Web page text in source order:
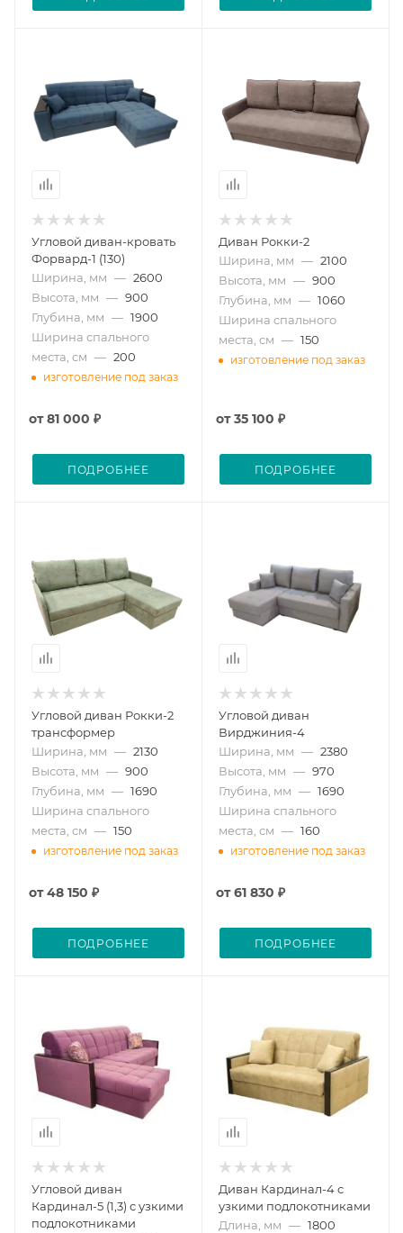
Угловой диван-кровать
Форвард-1 (130)
Ширина, мм — 2600
Высота, мм — 900
Глубина, мм — 1900
Ширина спального
места, см — 200
изготовление под заказ
от81 000 ₽
ПОДРОБНЕЕ
Диван Рокки-2
Ширина, мм — 2100
Высота, мм — 900
Глубина, мм — 1060
Ширина спального
места, см — 150
изготовление под заказ
от35 100 ₽
ПОДРОБНЕЕ
Угловой диван Рокки-2
трансформер
Ширина, мм — 2130
Высота, мм — 900
Глубина, мм — 1690
Ширина спального
места, см — 150
изготовление под заказ
от48 150 ₽
ПОДРОБНЕЕ
Угловой диван
Вирджиния-4
Ширина, мм — 2380
Высота, мм — 970
Глубина, мм — 1690
Ширина спального
места, см — 160
изготовление под заказ
от61 830 ₽
ПОДРОБНЕЕ
Угловой диван
Кардинал-5 (1,3) с узкими
подлокотниками
Диван Кардинал-4 с
узкими подлокотниками
Длина, мм — 1800